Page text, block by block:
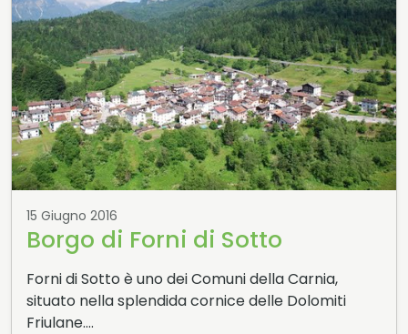
15 Giugno 2016
Borgo di Forni di Sotto
Forni di Sotto è uno dei Comuni della Carnia,
situato nella splendida cornice delle Dolomiti
Friulane….